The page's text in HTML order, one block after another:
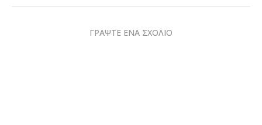
ΓΡΑΨΤΕ ΕΝΑ ΣΧΟΛΙΟ